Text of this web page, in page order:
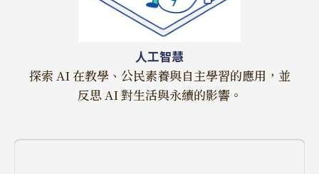
人工智慧
探索 AI 在教學、公民素養與自主學習的應用，並
反思 AI 對生活與永續的影響。